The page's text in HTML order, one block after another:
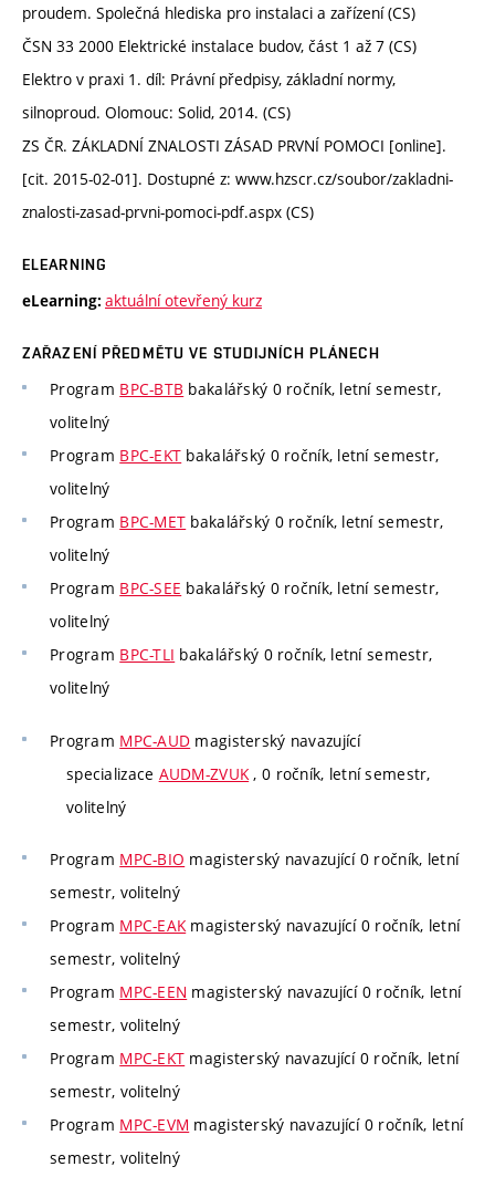
proudem. Společná hlediska pro instalaci a zařízení (CS)
ČSN 33 2000 Elektrické instalace budov, část 1 až 7 (CS)
Elektro v praxi 1. díl: Právní předpisy, základní normy,
silnoproud. Olomouc: Solid, 2014. (CS)
ZS ČR. ZÁKLADNÍ ZNALOSTI ZÁSAD PRVNÍ POMOCI [online].
[cit. 2015-02-01]. Dostupné z: www.hzscr.cz/soubor/zakladni-
znalosti-zasad-prvni-pomoci-pdf.aspx (CS)
ELEARNING
eLearning: aktuální otevřený kurz
ZAŘAZENÍ PŘEDMĚTU VE STUDIJNÍCH PLÁNECH
Program BPC-BTB bakalářský 0 ročník, letní semestr,
volitelný
Program BPC-EKT bakalářský 0 ročník, letní semestr,
volitelný
Program BPC-MET bakalářský 0 ročník, letní semestr,
volitelný
Program BPC-SEE bakalářský 0 ročník, letní semestr,
volitelný
Program BPC-TLI bakalářský 0 ročník, letní semestr,
volitelný
Program MPC-AUD magisterský navazující
specializace AUDM-ZVUK , 0 ročník, letní semestr,
volitelný
Program MPC-BIO magisterský navazující 0 ročník, letní
semestr, volitelný
Program MPC-EAKmagisterský navazující 0 ročník, letní
semestr, volitelný
Program MPC-EEN magisterský navazující 0 ročník, letní
semestr, volitelný
Program MPC-EKT magisterský navazující 0 ročník, letní
semestr, volitelný
Program MPC-EVM magisterský navazující 0 ročník, letní
semestr, volitelný